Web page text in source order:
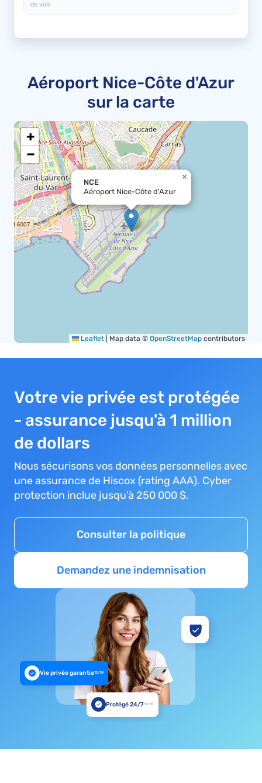
de vols
Aéroport Nice-Côte d'Azur
sur la carte
NCE
Aéroport Nice-Côte d'Azur
×
+
−
Leaflet Map data © OpenStreetMap contributors
Votre vie privée est protégée
- assurance jusqu'à 1 million
de dollars
Nous sécurisons vos données personnelles avec
une assurance de Hiscox (rating AAA). Cyber
protection inclue jusqu'à 250 000 $.
Consulter la politique
Demandez une indemnisation
Vie privée garantie10:18
Protégé 24/710:18